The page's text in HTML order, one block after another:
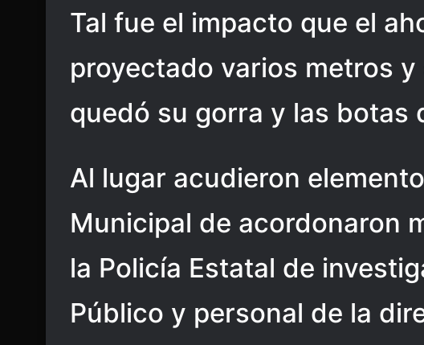
Tal fue el impacto que el
proyectado varios metros
quedó su gorra y las botas
Al lugar acudieron
Municipal de acordonaron
la Policía Estatal de
Público y personal de la